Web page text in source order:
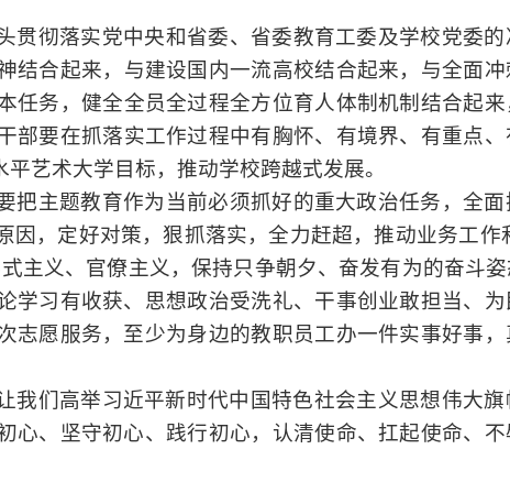
贯彻落实党中央和省委、省委教育工委及学校党委的
结合起来，与建设国内一流高校结合起来， 与全面
任务，健全全员全过程全方位育人体制机制结合起
部要在抓落实工作过程中有胸怀、有境界、有重点、
艺术大学目标，推动学校跨越式发展。
把主题教育作为当前必须抓好的重大政治任务，全
因，定好对策，狠抓落实，全力赶超，推动业务工作
主义、官僚主义，保持只争朝夕、奋发有为的奋斗
学习有收获、思想政治受洗礼、干事创业敢担当、
志愿服务，至少为身边的教职员工办一件实事好事
们高举习近平新时代中国特色社会主义思想伟大旗
心、坚守初心、践行初心，认清使命、扛起使命、